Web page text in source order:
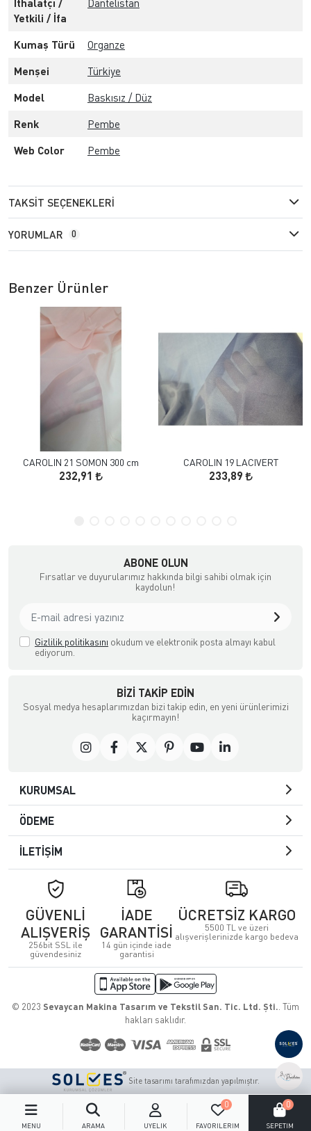
MENÜ ARAMA ÜYELIK FAVORILERIM
0
SEPETIM
0
İthalatçı /
Yetkili / İfa
Dantelistan
Kumaş Türü Organze
Menşei Türkiye
Model Baskısız / Düz
Renk Pembe
Web Color Pembe
TAKSIT SEÇENEKLERI
YORUMLAR 0
Benzer Ürünler
CAROLIN 21 SOMON 300 cm
232,91
CAROLIN 19 LACIVERT
233,89
ABONE OLUN
Fırsatlar ve duyurularımız hakkında bilgi sahibi olmak için
kaydolun!
Gizlilik politikasını okudum ve elektronik posta almayı kabul
ediyorum.
BIZI TAKIP EDIN
Sosyal medya hesaplarımızdan bizi takip edin, en yeni ürünlerimizi
kaçırmayın!
KURUMSAL
ÖDEME
İLETİŞİM
GÜVENLİ
ALIŞVERİŞ
256bit SSL ile
güvendesiniz
İADE
GARANTİSİ
14 gün içinde iade
garantisi
ÜCRETSİZ KARGO
5500 TL ve üzeri
alışverişlerinizde kargo bedeva
© 2023 Sevaycan Makina Tasarım ve Tekstil San. Tic. Ltd. Şti.. Tüm
hakları saklıdır.
Site tasarımı tarafımızdan yapılmıştır.